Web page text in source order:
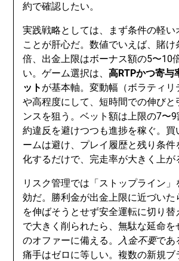
約で確認したい。
実践戦略としては、まず条件の軽い
ことが肝心だ。数値でいえば、賭
倍、出金上限はボーナス額の5〜10
い。ゲーム選択は、高RTPかつ寄与
ット が基本軸。変動幅（ボラティリ
や高程度にして、短時間での伸びと
ンスを狙う。ベット額は上限の7〜
約違反を避けつつも進捗を稼ぐ。
ームは避け、プレイ履歴と残り条件
化するだけで、完走率が大きく上が
リスク管理では「ストップライン
効だ。勝利金が出金上限に近づいた
を伸ばそうとせず安全運転に切り替
で大きく削られたら、無駄な延命を
のオファーに備える。 入金不要であ
痛手はゼロに等しい。複数の新規ブ